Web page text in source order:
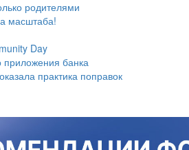
родителями
масштаба!
Day
приложения банка
практика поправок